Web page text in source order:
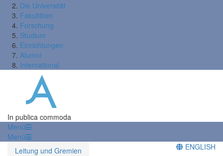
Die Universität
Fakultäten
Forschung
Studium
Einrichtungen
Alumni
International
In publica commoda
Menü
Menü
Leitung und Gremien
ENGLISH